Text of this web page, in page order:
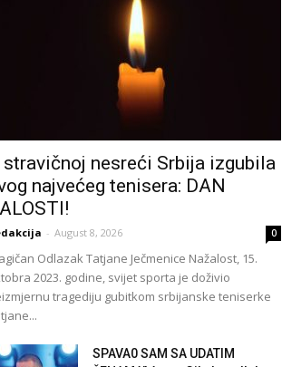
stravičnoj nesreći Srbija izgubila
najvećeg tenisera: DAN
- August 8, 2026 0
Odlazak Tatjane Ječmenice Nažalost, 15.
2023. godine, svijet sporta je doživio
tragediju gubitkom srbijanske teniserke
SPAVA0 SAM SA UDATIM